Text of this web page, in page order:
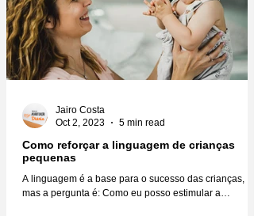
Como reforçar a linguagem de crianças
pequenas
A linguagem é a base para o sucesso das crianças,
mas a pergunta é: Como eu posso estimular a
Jairo Costa
Oct 2, 2023
5 min read